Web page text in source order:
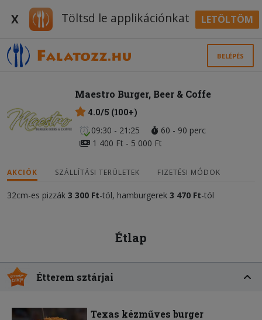
X Töltsd le applikációnkat LETÖLTÖM
BELÉPÉS
Maestro Burger, Beer & Coffe
4.0/5 (100+)
09:30 - 21:25
60 - 90 perc
1 400 Ft - 5 000 Ft
AKCIÓK SZÁLLÍTÁSI TERÜLETEK FIZETÉSI MÓDOK
32cm-es pizzák 3 300 Ft-tól, hamburgerek 3 470 Ft-tól
Étlap
Étterem sztárjai
Texas kézműves burger